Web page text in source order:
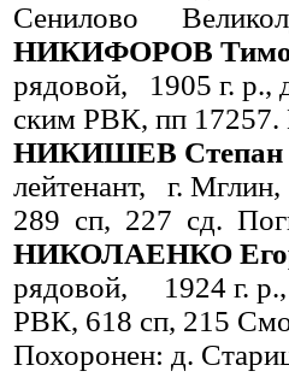
Сенилово
НИКИФОРОВ
рядовой, 1905 г.
ским РВК, пп 17257.
НИКИШЕВ Степан
лейтенант, г.
289 сп, 227 сд.
НИКОЛАЕНКО
рядовой, 1924 г.
РВК, 618 сп, 215
Похоро­нен: д.